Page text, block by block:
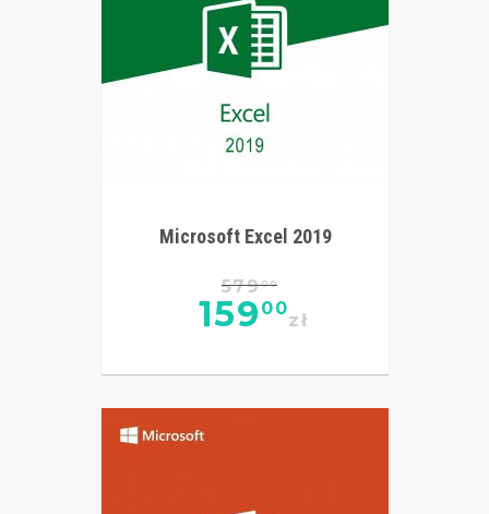
Microsoft Excel 2019
57900
159 00
zł